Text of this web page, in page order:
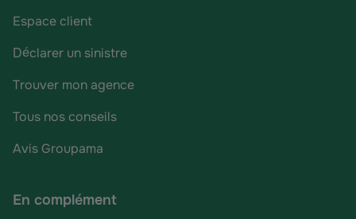
Espace client
Déclarer un sinistre
Trouver mon agence
Tous nos conseils
Avis Groupama
En complément